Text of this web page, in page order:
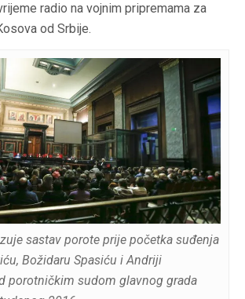
radio na vojnim pripremama za
od Srbije.
sastav porote prije početka suđenja
Božidaru Spasiću i Andriji
porotničkim sudom glavnog grada